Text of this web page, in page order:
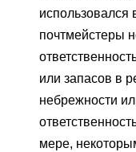
использовался
почтмейстеры
или запасов в
небрежности
мере,